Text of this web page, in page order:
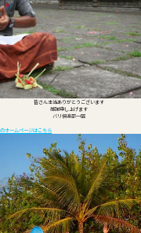
皆さん本当ありがとうございます
感謝申し上げます
バリ倶楽部一同
ホームページはこちら